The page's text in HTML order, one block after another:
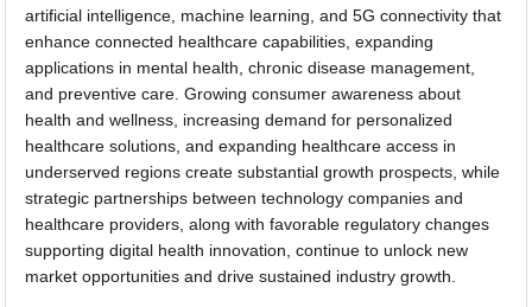
artificial intelligence, machine learning, and 5G connectivity that
enhance connected healthcare capabilities, expanding
applications in mental health, chronic disease management,
and preventive care. Growing consumer awareness about
health and wellness, increasing demand for personalized
healthcare solutions, and expanding healthcare access in
underserved regions create substantial growth prospects, while
strategic partnerships between technology companies and
healthcare providers, along with favorable regulatory changes
supporting digital health innovation, continue to unlock new
market opportunities and drive sustained industry growth.